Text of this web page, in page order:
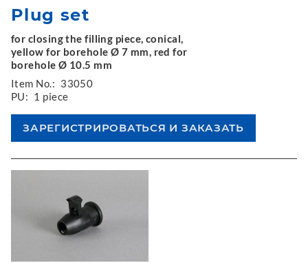
Plug set
for closing the filling piece, conical,
yellow for borehole Ø 7 mm, red for
borehole Ø 10.5 mm
Item No.: 33050
PU: 1 piece